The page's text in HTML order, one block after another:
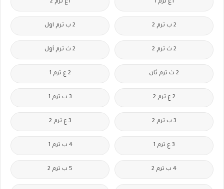
1ع ترم 1 1ع ترم 2
2 ب ترم 2 2 ب ترم اول
2 ث ترم 2 2 ث ترم أول
2 ث ترم ثان 2 ع ترم 1
2 ع ترم 2 3 ب ترم 1
3 ب ترم 2 3 ع ترم 2
3 ع ترم 1 4 ب ترم 1
4 ب ترم 2 5 ب ترم 2